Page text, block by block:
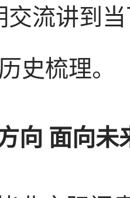
交流讲到
史梳理。
向 面向未